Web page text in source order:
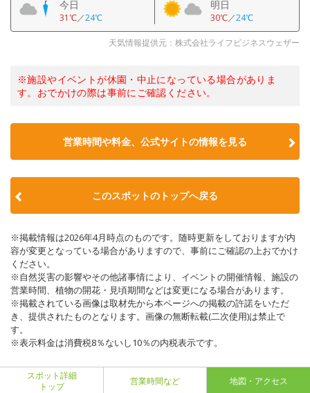
今日
31℃／24℃
明日
30℃／24℃
天気情報提供元：株式会社ライフビジネスウェザー
※施設やイベントが休園・中止になっている場合がありま
す。おでかけの際は事前にご確認ください。
営業時間や料金、公式サイトの情報を見る
このスポットのトップへ戻る
※掲載情報は2026年4月時点のものです。随時更新をしておりますが内
容が変更となっている場合がありますので、事前にご確認の上おでかけ
ください。
※自然災害の影響やその他諸事情により、イベントの開催情報、施設の
営業時間、植物の開花・見頃期間などは変更になる場合があります。
※掲載されている画像は取材先から本ページへの掲載の許諾をいただ
き、提供されたものとなります。画像の無断転載(二次使用)は禁止で
す。
※表示料金は消費税8％ないし10％の内税表示です。
スポット詳細
トップ
営業時間など 地図・アクセス